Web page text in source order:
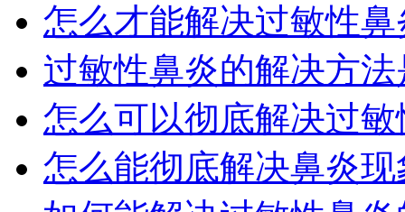
怎么才能解决过敏性鼻
过敏性鼻炎的解决方
怎么可以彻底解决过敏
怎么能彻底解决鼻炎现